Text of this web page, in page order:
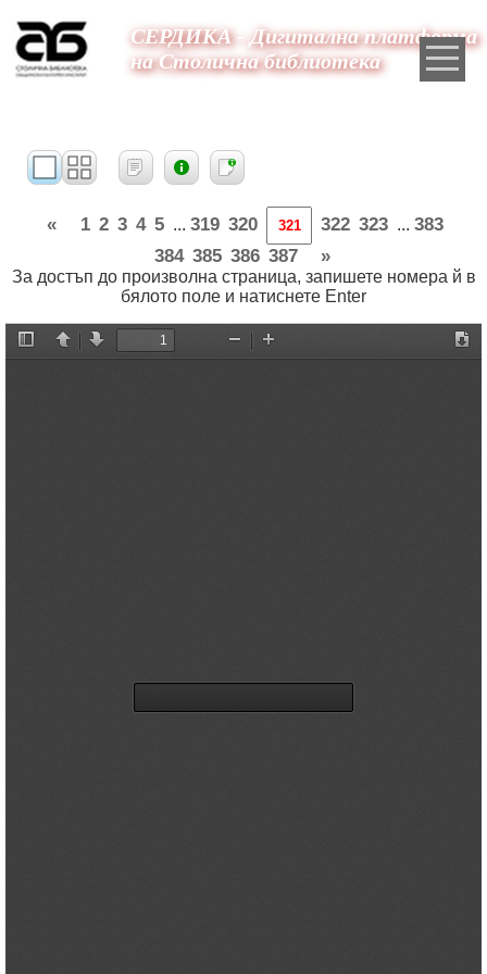
СЕРДИКА - Дигитална платформа
на Столична библиотека
« 1 2 3 4 5 ... 319 320 322 323 ... 383
384 385 386 387 »
За достъп до произволна страница, запишете номера й в
бялото поле и натиснете Enter